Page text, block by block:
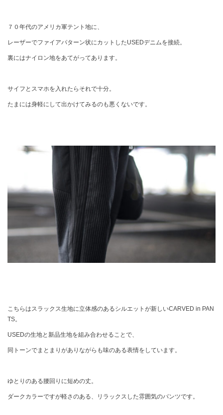
７０年代のアメリカ軍テント地に、
レーザーでファイアパターン状にカットしたUSEDデニムを接続。
裏にはナイロン地をあてがってあります。
サイフとスマホを入れたらそれで十分。
たまには身軽にして出かけてみるのも悪くないです。
こちらはスラックス生地に立体感のあるシルエットが新しいCARVED in PAN
TS。
USEDの生地と新品生地を組み合わせることで、
同トーンでまとまりがありながらも味のある表情をしています。
ゆとりのある腰回りに短めの丈。
ダークカラーですが軽さのある、リラックスした雰囲気のパンツです。